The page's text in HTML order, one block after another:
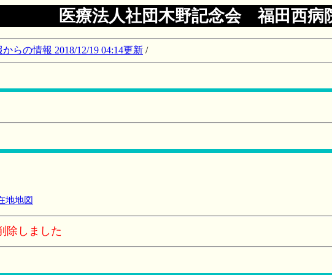
医療法人社団木野記念会 福田西病
らの情報 2018/12/19 04:14更新 /
地地図
除しました